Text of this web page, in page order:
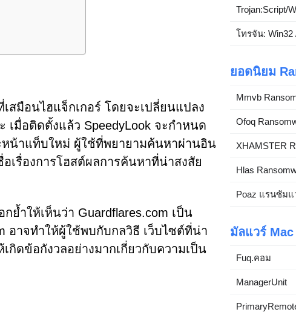
สมือนไฮแจ็กเกอร์ โดยจะเปลี่ยนแปลง
เมื่อติดตั้งแล้ว SpeedyLook จะกำหนด
หน้าแท็บใหม่ ผู้ใช้ที่พยายามค้นหาผ่านอิน
เรื่องการโฮสต์ผลการค้นหาที่น่าสงสัย
ย้ำให้เห็นว่า Guardflares.com เป็น
อาจทำให้ผู้ใช้พบกับกลวิธี เว็บไซต์ที่น่า
ดข้อกังวลอย่างมากเกี่ยวกับความเป็น
Trojan:Script/
โทรจัน: Win32
ยอดนิยม
Mmvb
Ofoq
XHAMSTER
Hlas
Poaz แรนซัมแ
มัลแวร์
Fuq.คอม
ManagerUnit